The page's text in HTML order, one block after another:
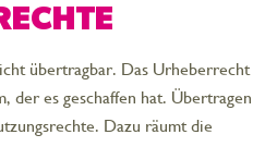
übertragbar. Das Urheberrecht
der es geschaffen hat. Übertragen
Dazu räumt die